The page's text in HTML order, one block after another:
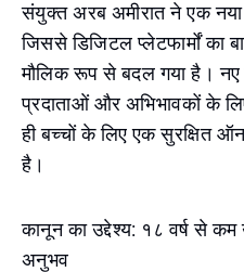
संयुक्त अरब अमीरात ने एक
जिससे डिजिटल प्लेटफार्मों का
मौलिक रूप से बदल गया है। नए
प्रदाताओं और अभिभावकों के
ही बच्चों के लिए एक सुरक्षित
है।
कानून का उद्देश्य: १८ वर्ष से
अनुभव